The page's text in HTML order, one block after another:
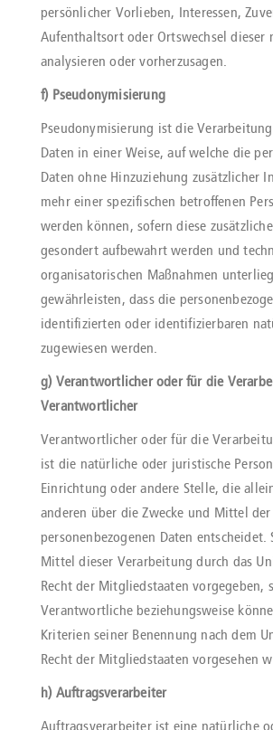
persönlicher Vorlieben, Interessen,
Aufenthaltsort oder Ortswechsel dieser
analysieren oder vorherzusagen.
f) Pseudonymisierung
Pseudonymisierung ist die
Daten in einer Weise, auf welche die
Daten ohne Hinzuziehung zusätzlicher
mehr einer spezifischen betroffenen
werden können, sofern diese
gesondert aufbewahrt werden und
organisatorischen Maßnahmen
gewährleisten, dass die
identifizierten oder identifizierbaren
zugewiesen werden.
g) Verantwortlicher oder für die
Verantwortlicher
Verantwortlicher oder für die
ist die natürliche oder juristische
Einrichtung oder andere Stelle, die
anderen über die Zwecke und Mittel
personenbezogenen Daten entscheidet.
Mittel dieser Verarbeitung durch das
Recht der Mitgliedstaaten vorgegeben,
Verantwortliche beziehungsweise
Kriterien seiner Benennung nach dem
Recht der Mitgliedstaaten vorgesehen
h) Auftragsverarbeiter
Auftragsverarbeiter ist eine natürliche